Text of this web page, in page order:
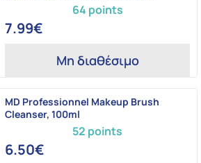
64 points
7.99€
Μη διαθέσιμο
52 points
MD Professionnel Makeup Brush
Cleanser, 100ml
6.50€